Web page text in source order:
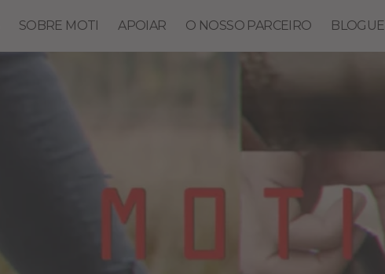
SOBRE MOTI APOIAR O NOSSO PARCEIRO BLOGUE